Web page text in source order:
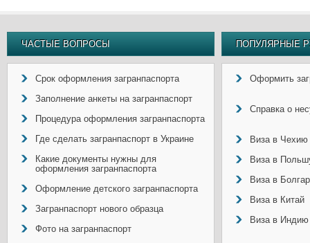
ЧАСТЫЕ ВОПРОСЫ
Срок оформления загранпаспорта
Заполнение анкеты на загранпаспорт
Процедура оформления загранпаспорта
Где сделать загранпаспорт в Украине
Какие документы нужны для
оформления загранпаспорта
Оформление детского загранпаспорта
Загранпаспорт нового образца
Фото на загранпаспорт
ПОПУЛЯРНЫЕ
Оформить
Справка о
Виза в Чехию
Виза в
Виза в
Виза в Китай
Виза в Индию